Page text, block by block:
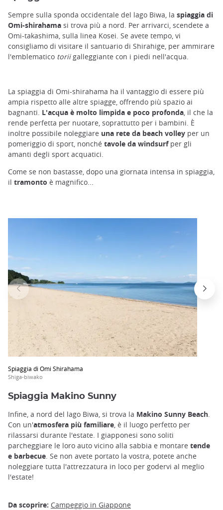
Sempre sulla sponda occidentale del lago Biwa, la spiaggia di
Omi-shirahama si trova più a nord. Per arrivarci, scendete a
Omi-takashima, sulla linea Kosei. Se avete tempo, vi
consigliamo di visitare il santuario di Shirahige, per ammirare
l'emblematico toriigalleggiante con i piedi nell'acqua.
La spiaggia di Omi-shirahama ha il vantaggio di essere più
ampia rispetto alle altre spiagge, offrendo più spazio ai
bagnanti. L'acqua è molto limpida e poco profonda, il che la
rende perfetta per nuotare, soprattutto per i bambini. È
inoltre possibile noleggiare una rete da beach volley per un
pomeriggio di sport, nonché tavole da windsurfper gli
amanti degli sport acquatici.
Come se non bastasse, dopo una giornata intensa in spiaggia,
il tramonto è magnifico...
Spiaggia di Omi Shirahama
Shiga-biwako
Spiaggia Makino Sunny
Infine, a nord del lago Biwa, si trova la Makino Sunny Beach.
Con un'atmosfera più familiare, è il luogo perfetto per
rilassarsi durante l'estate. I giapponesi sono soliti
parcheggiare le loro auto vicino alla sabbia e montare tende
e barbecue. Se non avete portato la vostra, potete anche
noleggiare tutta l'attrezzatura in loco per godervi al meglio
l'estate!
Da scoprire: Campeggio in Giappone